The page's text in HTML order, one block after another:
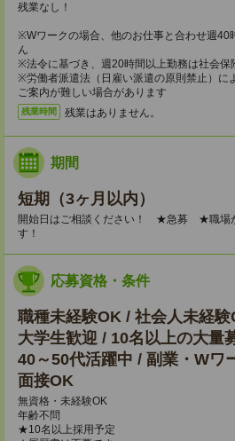
残業なし！
※Wワークの場合、他のお仕事と合わせ週40
ん
※法令に基づき、週20時間以上勤務は社会保
※労働者派遣法（日雇い派遣の原則禁止）に
ご案内が難しい場合があります
残業時間 残業はありません。
期間
短期（3ヶ月以内）
開始日はご相談ください！ ★急募 ★職場
す！
応募資格・条件
職種未経験OK / 社会人未経
大学生歓迎 / 10名以上の大量
40～50代活躍中 / 副業・Wワ
面接OK
無資格・未経験OK
年齢不問
★10名以上採用予定